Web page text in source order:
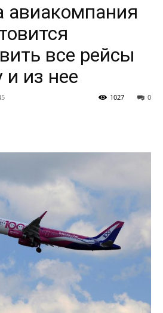
авиакомпания
все рейсы
из нее
0
1027